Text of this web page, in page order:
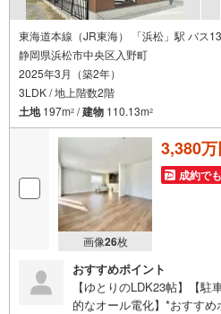
東海道本線（JR東海） 「浜松」駅 バス
静岡県浜松市中央区入野町
2025年3月（築2年）
3LDK / 地上階数2階
土地197m2 /建物 110.13m2
画像26枚
3,380万
成約で
おすすめポイント
【ゆとりのLDK23帖】【
的なオール電化】*おすす